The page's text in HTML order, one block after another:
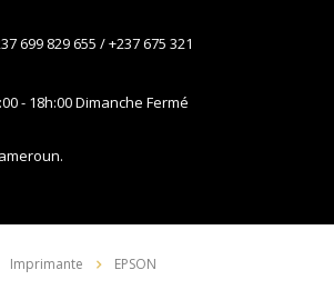
699 829 655 / +237 675 321
- 18h:00Dimanche Fermé
Imprimante EPSON